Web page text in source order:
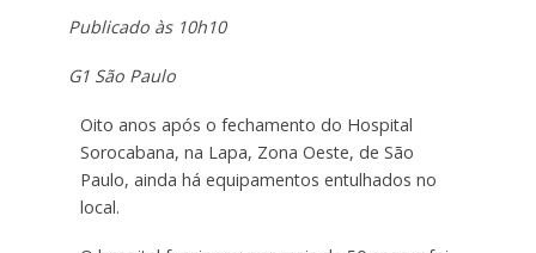
Publicado às 10h10
G1 São Paulo
Oito anos após o fechamento do Hospital
Sorocabana, na Lapa, Zona Oeste, de São
Paulo, ainda há equipamentos entulhados no
local.